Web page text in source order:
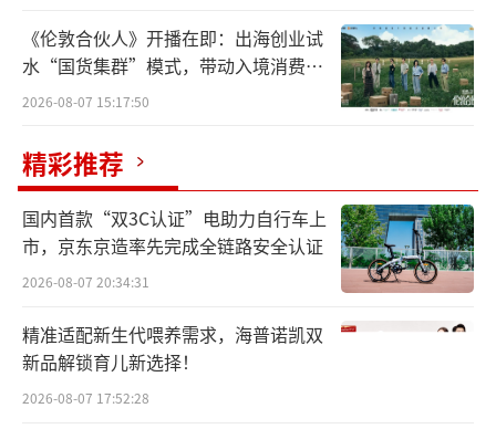
相较于去年同期，今年前三季度，六大行
营收、归母净利整体增速放缓，个别银行出现
部分指标的负增长。
“宇宙行”工商银行仍稳坐六大行头把交
椅。2024年前三季度，实现营业收入6264.22
亿元，同比下降3.82%；归属于母公司股东的
净利润增幅已较去年同期有所收窄，回顾2023
年前三季度，工商银行营收同比减少3.55%，
归母净利则同比增长0.79%。
《伦敦合伙人》开播在即：出海创业试
水“国货集群”模式，带动入境消费反
向种草
2026-08-07 15:17:50
精彩推荐
国内首款“双3C认证”电助力自行车上
市，京东京造率先完成全链路安全认证
2026-08-07 20:34:31
精准适配新生代喂养需求，海普诺凯双
新品解锁育儿新选择！
2026-08-07 17:52:28